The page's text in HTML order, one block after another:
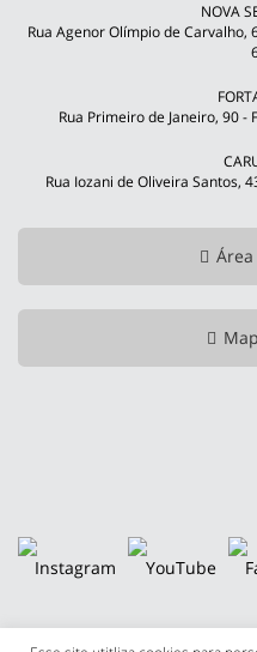
NOVA
Rua Agenor Olímpio de Carvalho,
Rua Primeiro de Janeiro, 90 -
Rua Iozani de Oliveira Santos,